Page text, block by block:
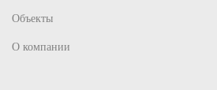
Объекты
О компании